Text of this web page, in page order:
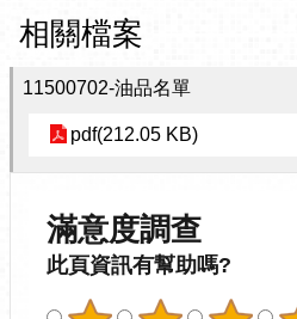
相關檔案
11500702-油品名單
pdf(212.05 KB)
滿意度調查
此頁資訊有幫助嗎?